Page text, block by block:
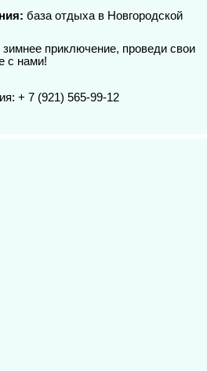
база отдыха в Новгородской
зимнее приключение, проведи свои
с нами!
+ 7 (921) 565-99-12